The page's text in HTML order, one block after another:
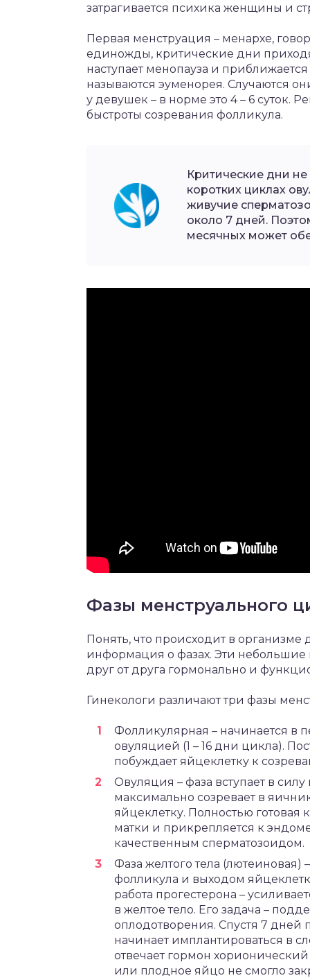
затрагивается психика женщины и
Первая менструация – менархе,
единожды, критические дни
наступает менопауза и
называются эуменорея. Случаются
у девушек – в норме это 4 – 6 суток.
быстроты созревания фолликула.
Критические дни
коротких циклах
живучие
около 7 дней.
месячных может
Фазы менструального
Понять, что происходит в
информация о фазах. Эти
друг от друга гормонально и
Гинекологи различают три фазы
Фолликулярная – начинается в
овуляцией (1 – 16 дни цикла).
побуждает яйцеклетку к
Овуляция – фаза вступает в
максимально созревает в
яйцеклетку. Полностью готовая
матки и прикрепляется к
качественным сперматозоидом.
Фаза желтого тела (лютеиновая)
фолликула и выходом
работа прогестерона –
в желтое тело. Его задача –
оплодотворения. Спустя 7 дней
начинает имплантироваться в
отвечает гормон
или плодное яйцо не смогло